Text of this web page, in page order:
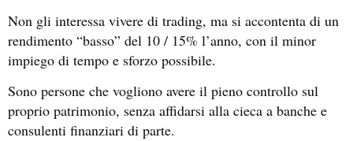
Non gli interessa vivere di trading, ma si accontenta di un
rendimento “basso” del 10 / 15% l’anno, con il minor
impiego di tempo e sforzo possibile.
Sono persone che vogliono avere il pieno controllo sul
proprio patrimonio, senza affidarsi alla cieca a banche e
consulenti finanziari di parte.